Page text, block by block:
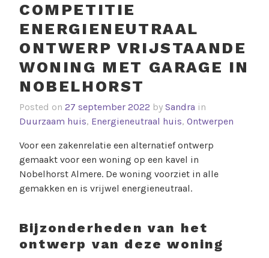
COMPETITIE
ENERGIENEUTRAAL
ONTWERP VRIJSTAANDE
WONING MET GARAGE IN
NOBELHORST
Posted on 27 september 2022 by Sandra in
Duurzaam huis, Energieneutraal huis, Ontwerpen
Voor een zakenrelatie een alternatief ontwerp
gemaakt voor een woning op een kavel in
Nobelhorst Almere. De woning voorziet in alle
gemakken en is vrijwel energieneutraal.
Bijzonderheden van het
ontwerp van deze woning